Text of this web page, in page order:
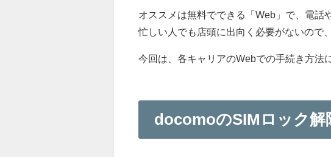
オススメは無料でできる「Web」で、電話
忙しい人でも店頭に出向く必要がないので
今回は、各キャリアのWebでの手続き方法
docomoのSIMロック解